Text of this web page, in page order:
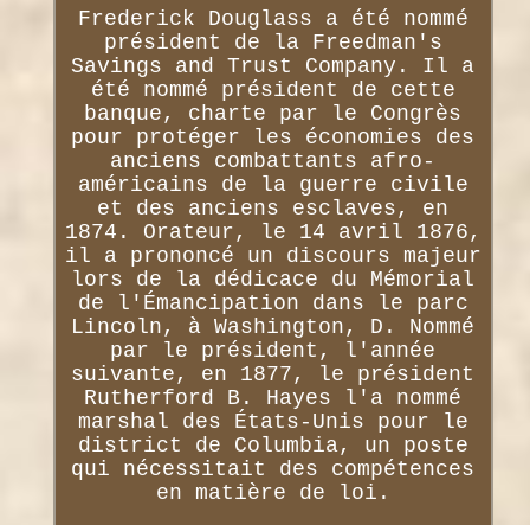
Frederick Douglass a été nommé
président de la Freedman's
Savings and Trust Company. Il a
été nommé président de cette
banque, charte par le Congrès
pour protéger les économies des
anciens combattants afro-
américains de la guerre civile
et des anciens esclaves, en
1874. Orateur, le 14 avril 1876,
il a prononcé un discours majeur
lors de la dédicace du Mémorial
de l'Émancipation dans le parc
Lincoln, à Washington, D. Nommé
par le président, l'année
suivante, en 1877, le président
Rutherford B. Hayes l'a nommé
marshal des États-Unis pour le
district de Columbia, un poste
qui nécessitait des compétences
en matière de loi.